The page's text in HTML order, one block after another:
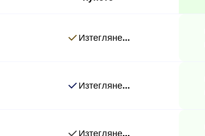
Изтегляне...
Изтегляне...
Изтегляне...